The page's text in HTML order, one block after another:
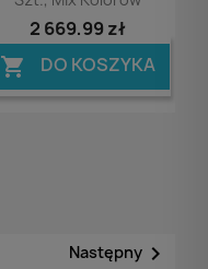
2 669,99 zł
 DO KOSZYKA
Następny 